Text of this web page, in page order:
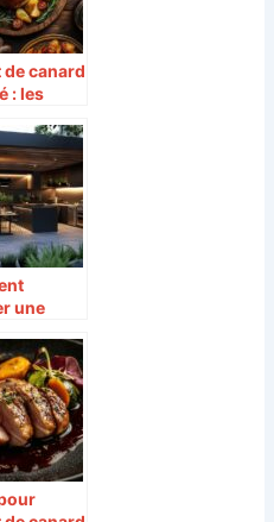
de canard
: les
du
IV
une
clé en
un